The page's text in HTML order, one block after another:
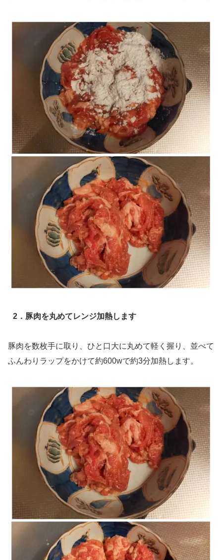
2．豚肉を丸めてレンジ加熱します
豚肉を数枚手に取り、ひと口大に丸めて軽く握り、並べて
ふんわりラップをかけて約600wで約3分加熱します。